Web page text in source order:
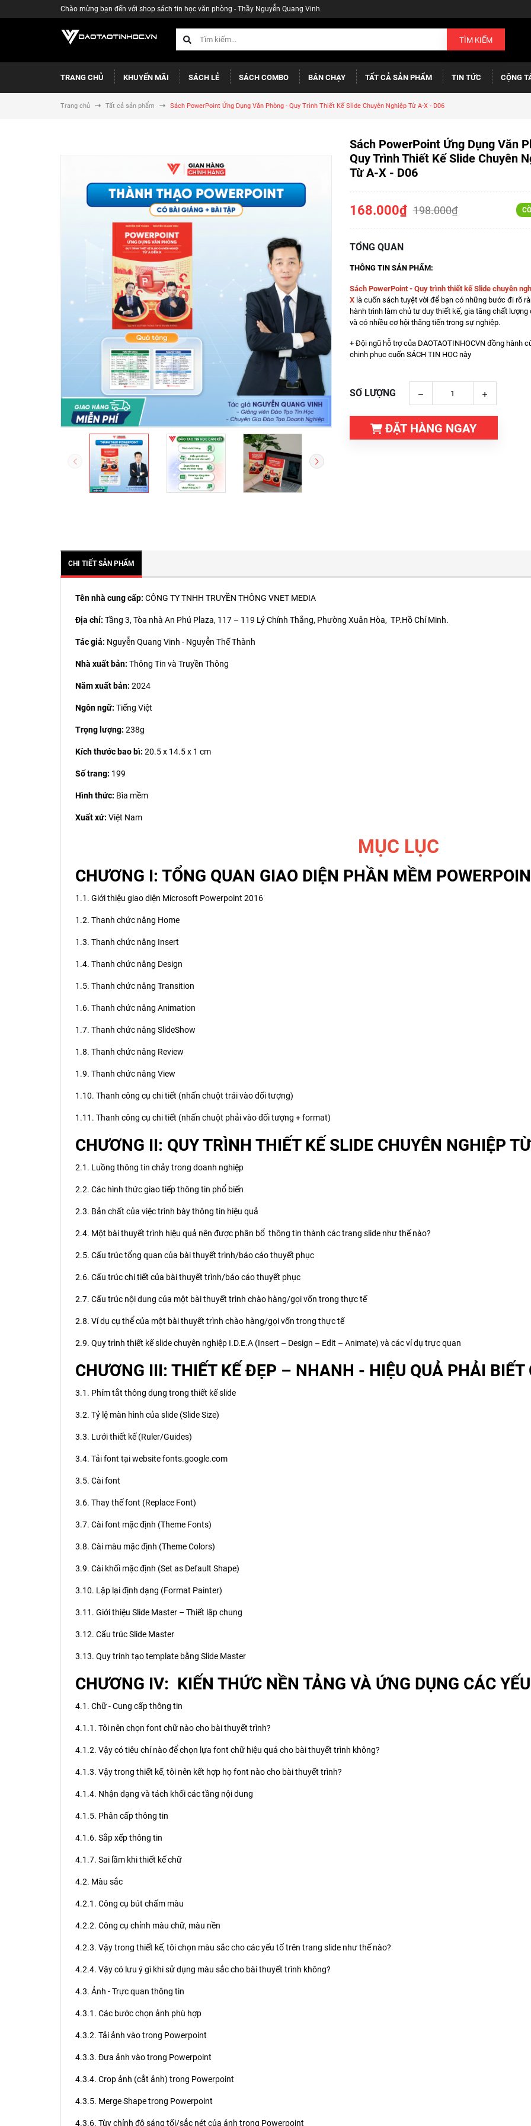
Chào mừng bạn đến với shop sách tin học văn phòng - Thầy Nguyễn Quang Vinh
TÌM KIẾM
TRANG CHỦ KHUYẾN MÃI SÁCH LẺ SÁCH COMBO BÁN CHẠY TẤT CẢ SẢN PHẨM TIN TỨC CỘNG
Trang chủ Tất cả sản phẩm Sách PowerPoint Ứng Dụng Văn Phòng - Quy Trình Thiết Kế Slide Chuyên Nghiệp Từ A-X - D06
Sách PowerPoint Ứng Dụng Văn
Quy Trình Thiết Kế Slide Chuyên
Từ A-X - D06
168.000₫ 198.000₫
TỔNG QUAN
THÔNG TIN SẢN PHẨM:
Sách PowerPoint - Quy trình thiết kế Slide chuyên
Xlà cuốn sách tuyệt vời để bạn có những bước đi rõ
hành trình làm chủ tư duy thiết kế, gia tăng chất lượng
và có nhiều cơ hội thăng tiến trong sự nghiệp.
+ Đội ngũ hỗ trợ của DAOTAOTINHOCVN đồng hành
chinh phục cuốn SÁCH TIN HỌC này
SỐ LƯỢNG
ĐẶT HÀNG NGAY
CHI TIẾT SẢN PHẨM
Tên nhà cung cấp: CÔNG TY TNHH TRUYỀN THÔNG VNET MEDIA
Địa chỉ: Tầng 3, Tòa nhà An Phú Plaza, 117 – 119 Lý Chính Thắng, Phường Xuân Hòa, TP.Hồ Chí Minh.
Tác giả: Nguyễn Quang Vinh - Nguyễn Thế Thành
Nhà xuất bản: Thông Tin và Truyền Thông
Năm xuất bản: 2024
Ngôn ngữ: Tiếng Việt
Trọng lượng: 238g
Kích thước bao bì: 20.5 x 14.5 x 1 cm
Số trang: 199
Hình thức: Bìa mềm
Xuất xứ: Việt Nam
MỤC LỤC
CHƯƠNG I: TỔNG QUAN GIAO DIỆN PHẦN MỀM
1.1. Giới thiệu giao diện Microsoft Powerpoint 2016
1.2. Thanh chức năng Home
1.3. Thanh chức năng Insert
1.4. Thanh chức năng Design
1.5. Thanh chức năng Transition
1.6. Thanh chức năng Animation
1.7. Thanh chức năng SlideShow
1.8. Thanh chức năng Review
1.9. Thanh chức năng View
1.10. Thanh công cụ chi tiết (nhấn chuột trái vào đối tượng)
1.11. Thanh công cụ chi tiết (nhấn chuột phải vào đối tượng + format)
CHƯƠNG II: QUY TRÌNH THIẾT KẾ SLIDE CHUYÊN NGHIỆP
2.1. Luồng thông tin chảy trong doanh nghiệp
2.2. Các hình thức giao tiếp thông tin phổ biến
2.3. Bản chất của việc trình bày thông tin hiệu quả
2.4. Một bài thuyết trình hiệu quả nên được phân bổ thông tin thành các trang slide như thế nào?
2.5. Cấu trúc tổng quan của bài thuyết trình/báo cáo thuyết phục
2.6. Cấu trúc chi tiết của bài thuyết trình/báo cáo thuyết phục
2.7. Cấu trúc nội dung của một bài thuyết trình chào hàng/gọi vốn trong thực tế
2.8. Ví dụ cụ thể của một bài thuyết trình chào hàng/gọi vốn trong thực tế
2.9. Quy trình thiết kế slide chuyên nghiệp I.D.E.A (Insert – Design – Edit – Animate) và các ví dụ trực quan
CHƯƠNG III: THIẾT KẾ ĐẸP – NHANH - HIỆU QUẢ PHẢI BIẾT
3.1. Phím tắt thông dụng trong thiết kế slide
3.2. Tỷ lệ màn hình của slide (Slide Size)
3.3. Lưới thiết kế (Ruler/Guides)
3.4. Tải font tại website fonts.google.com
3.5. Cài font
3.6. Thay thế font (Replace Font)
3.7. Cài font mặc định (Theme Fonts)
3.8. Cài màu mặc định (Theme Colors)
3.9. Cài khối mặc định (Set as Default Shape)
3.10. Lặp lại định dạng (Format Painter)
3.11. Giới thiệu Slide Master – Thiết lập chung
3.12. Cấu trúc Slide Master
3.13. Quy trinh tạo template bằng Slide Master
CHƯƠNG IV: KIẾN THỨC NỀN TẢNG VÀ ỨNG DỤNG CÁC
4.1. Chữ - Cung cấp thông tin
4.1.1. Tôi nên chọn font chữ nào cho bài thuyết trình?
4.1.2. Vậy có tiêu chí nào để chọn lựa font chữ hiệu quả cho bài thuyết trình không?
4.1.3. Vậy trong thiết kế, tôi nên kết hợp họ font nào cho bài thuyết trình?
4.1.4. Nhận dạng và tách khối các tầng nội dung
4.1.5. Phân cấp thông tin
4.1.6. Sắp xếp thông tin
4.1.7. Sai lầm khi thiết kế chữ
4.2. Màu sắc
4.2.1. Công cụ bút chấm màu
4.2.2. Công cụ chỉnh màu chữ, màu nền
4.2.3. Vậy trong thiết kế, tôi chọn màu sắc cho các yếu tố trên trang slide như thế nào?
4.2.4. Vậy có lưu ý gì khi sử dụng màu sắc cho bài thuyết trình không?
4.3. Ảnh - Trực quan thông tin
4.3.1. Các bước chọn ảnh phù hợp
4.3.2. Tải ảnh vào trong Powerpoint
4.3.3. Đưa ảnh vào trong Powerpoint
4.3.4. Crop ảnh (cắt ảnh) trong Powerpoint
4.3.5. Merge Shape trong Powerpoint
4.3.6. Tùy chỉnh độ sáng tối/sắc nét của ảnh trong Powerpoint